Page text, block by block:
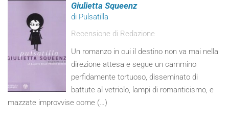
Giulietta Squeenz
di Pulsatilla
Recensione di Redazione
Un romanzo in cui il destino non va mai nella
direzione attesa e segue un cammino
perfidamente tortuoso, disseminato di
battute al vetriolo, lampi di romanticismo, e
mazzate improvvise come (…)